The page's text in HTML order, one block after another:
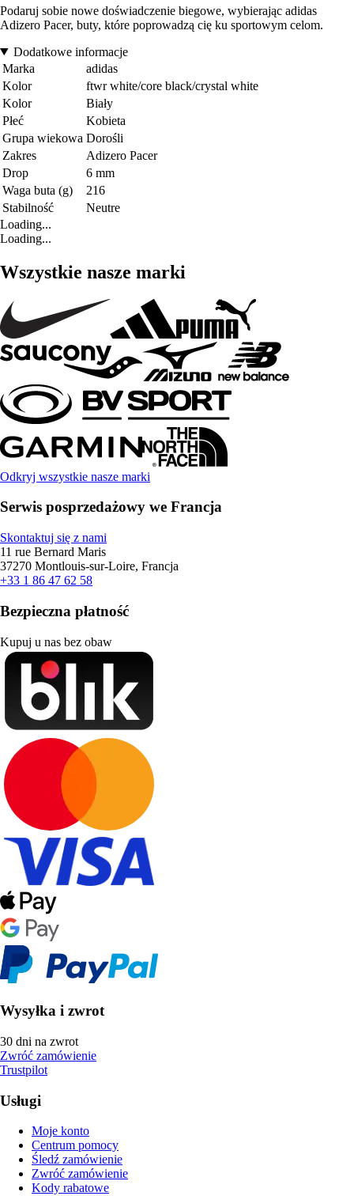
Podaruj sobie nowe doświadczenie biegowe, wybierając adidas
Adizero Pacer, buty, które poprowadzą cię ku sportowym celom.
Dodatkowe informacje
Marka
adidas
Kolor
ftwr white/core black/crystal white
Kolor
Biały
Płeć
Kobieta
Grupa wiekowa Dorośli
Zakres
Adizero Pacer
Drop
6 mm
Waga buta (g)
216
Stabilność
Neutre
Loading...
Loading...
Wszystkie nasze marki
Odkryj wszystkie nasze marki
Serwis posprzedażowy we Francja
Skontaktuj się z nami
11 rue Bernard Maris
37270 Montlouis-sur-Loire, Francja
+33 1 86 47 62 58
Bezpieczna płatność
Kupuj u nas bez obaw
Wysyłka i zwrot
30 dni na zwrot
Zwróć zamówienie
Trustpilot
Usługi
Moje konto
Centrum pomocy
Śledź zamówienie
Zwróć zamówienie
Kody rabatowe